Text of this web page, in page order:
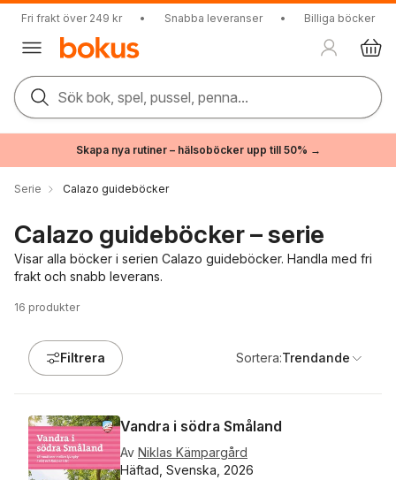
Fri frakt över 249 kr • Snabba leveranser • Billiga böcker
Sök bok, spel, pussel, penna...
Skapa nya rutiner – hälsoböcker upp till 50% →
Serie Calazo guideböcker
Calazo guideböcker – serie
Visar alla böcker i serien Calazo guideböcker. Handla med fri
frakt och snabb leverans.
16 produkter
Filtrera Sortera:Trendande
Vandra i södra Småland
Av Niklas Kämpargård
Häftad, Svenska, 2026